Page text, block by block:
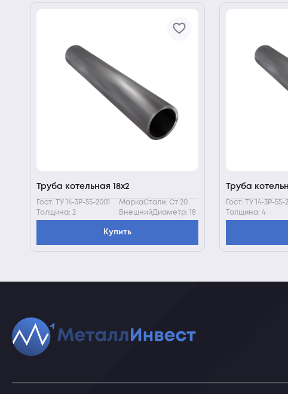
Труба котельная 18х2
Гост: ТУ 14-3Р-55-2001
МаркаСтали: Ст 20
Толщина: 2
ВнешнийДиаметр: 18
Купить
Труба
Гост: ТУ 14-3Р-55-
Толщина: 4